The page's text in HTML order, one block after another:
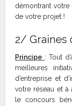
démontrant votre
de votre projet !
2/ Graines
Principe : Tout
meilleures
d’entreprise et
votre réseau et à
le concours